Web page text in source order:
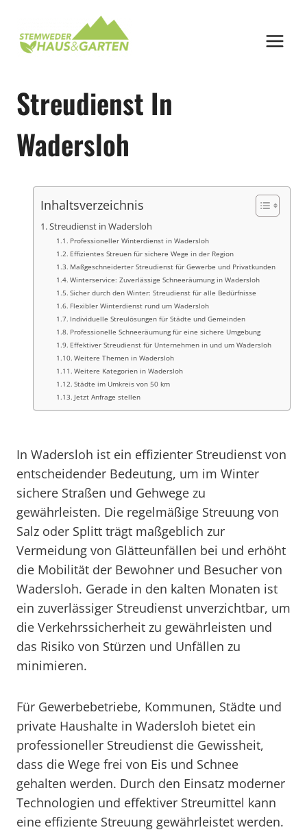
springen
Streudienst In
Wadersloh
Inhaltsverzeichnis
Streudienst in Wadersloh
Professioneller Winterdienst in Wadersloh
Effizientes Streuen für sichere Wege in der Region
Maßgeschneiderter Streudienst für Gewerbe und Privatkunden
Winterservice: Zuverlässige Schneeräumung in Wadersloh
Sicher durch den Winter: Streudienst für alle Bedürfnisse
Flexibler Winterdienst rund um Wadersloh
Individuelle Streulösungen für Städte und Gemeinden
Professionelle Schneeräumung für eine sichere Umgebung
Effektiver Streudienst für Unternehmen in und um Wadersloh
Weitere Themen in Wadersloh
Weitere Kategorien in Wadersloh
Städte im Umkreis von 50 km
Jetzt Anfrage stellen
In Wadersloh ist ein effizienter Streudienst von
entscheidender Bedeutung, um im Winter
sichere Straßen und Gehwege zu
gewährleisten. Die regelmäßige Streuung von
Salz oder Splitt trägt maßgeblich zur
Vermeidung von Glätteunfällen bei und erhöht
die Mobilität der Bewohner und Besucher von
Wadersloh. Gerade in den kalten Monaten ist
ein zuverlässiger Streudienst unverzichtbar, um
die Verkehrssicherheit zu gewährleisten und
das Risiko von Stürzen und Unfällen zu
minimieren.
Für Gewerbebetriebe, Kommunen, Städte und
private Haushalte in Wadersloh bietet ein
professioneller Streudienst die Gewissheit,
dass die Wege frei von Eis und Schnee
gehalten werden. Durch den Einsatz moderner
Technologien und effektiver Streumittel kann
eine effiziente Streuung gewährleistet werden.